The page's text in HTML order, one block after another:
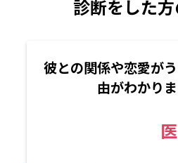
診断をした
彼との関係や恋愛が
由がわかりま